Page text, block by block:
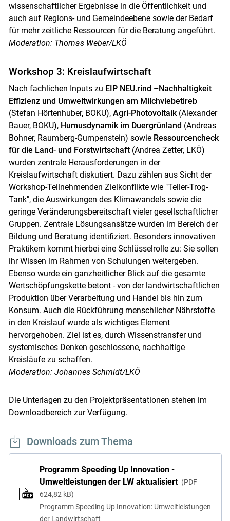
wissenschaftlicher Ergebnisse in die Öffentlichkeit und
auch auf Regions- und Gemeindeebene sowie der Bedarf
für mehr zeitliche Ressourcen für die Beratung angeführt.
Moderation: Thomas Weber/LKÖ
Workshop 3: Kreislaufwirtschaft
Nach fachlichen Inputs zu EIP NEU.rind –Nachhaltigkeit
Effizienz und Umweltwirkungen am Milchviebetireb
(Stefan Hörtenhuber, BOKU),Agri-Photovoltaik (Alexander
Bauer, BOKU), Humusdynamik im Duergrünland (Andreas
Bohner, Raumberg-Gumpenstein) sowie Ressourcencheck
für die Land- und Forstwirtschaft(Andrea Zetter, LKÖ)
wurden zentrale Herausforderungen in der
Kreislaufwirtschaft diskutiert. Dazu zählen aus Sicht der
Workshop-Teilnehmenden Zielkonflikte wie "Teller-Trog-
Tank", die Auswirkungen des Klimawandels sowie die
geringe Veränderungsbereitschaft vieler gesellschaftlicher
Gruppen. Zentrale Lösungsansätze wurden im Bereich der
Bildung und Beratung identifiziert. Besonders innovativen
Praktikern kommt hierbei eine Schlüsselrolle zu: Sie sollen
ihr Wissen im Rahmen von Schulungen weitergeben.
Ebenso wurde ein ganzheitlicher Blick auf die gesamte
Wertschöpfungskette betont - von der landwirtschaftlichen
Produktion über Verarbeitung und Handel bis hin zum
Konsum. Auch die Rückführung menschlicher Nährstoffe
in den Kreislauf wurde als wichtiges Element
hervorgehoben. Ziel ist es, durch Wissenstransfer und
systemisches Denken geschlossene, nachhaltige
Kreisläufe zu schaffen.
Moderation: Johannes Schmidt/LKÖ
Die Unterlagen zu den Projektpräsentationen stehen im
Downloadbereich zur Verfügung.
Downloads zum Thema
Programm Speeding Up Innovation -
Umweltleistungen der LW aktualisiert
PDF
624,82 kB
Programm Speeding Up Innovation: Umweltleistungen
der Landwirtschaft